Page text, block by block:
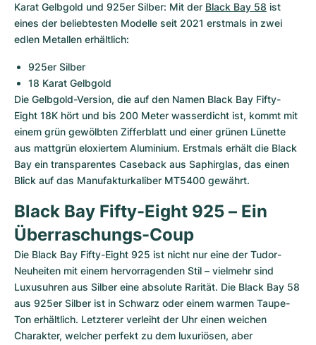
Damenuhren
Damenuhren
Karat Gelbgold und 925er Silber: Mit der Black Bay 58 ist
eines der beliebtesten Modelle seit 2021 erstmals in zwei
edlen Metallen erhältlich:
925er Silber
18 Karat Gelbgold
Die Gelbgold-Version, die auf den Namen Black Bay Fifty-
Eight 18K hört und bis 200 Meter wasserdicht ist, kommt mit
einem grün gewölbten Zifferblatt und einer grünen Lünette
aus mattgrün eloxiertem Aluminium. Erstmals erhält die Black
Bay ein transparentes Caseback aus Saphirglas, das einen
Blick auf das Manufakturkaliber MT5400 gewährt.
Black Bay Fifty-Eight 925 – Ein
Überraschungs-Coup
Die Black Bay Fifty-Eight 925 ist nicht nur eine der Tudor-
Neuheiten mit einem hervorragenden Stil – vielmehr sind
Luxusuhren aus Silber eine absolute Rarität. Die Black Bay 58
aus 925er Silber ist in Schwarz oder einem warmen Taupe-
Ton erhältlich. Letzterer verleiht der Uhr einen weichen
Charakter, welcher perfekt zu dem luxuriösen, aber